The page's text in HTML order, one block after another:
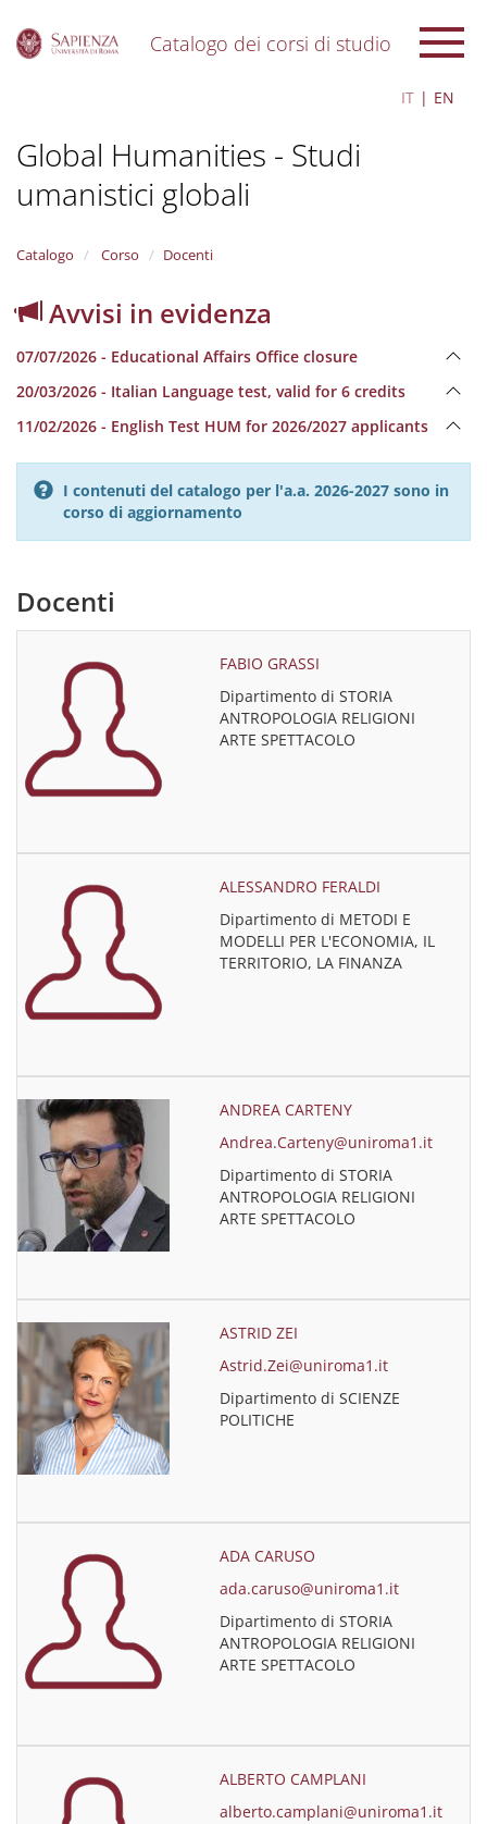
Catalogo dei corsi di studio
IT EN
Global Humanities - Studi
umanistici globali
Catalogo Corso Docenti
Avvisi in evidenza
07/07/2026 - Educational Affairs Office closure
20/03/2026 - Italian Language test, valid for 6 credits
11/02/2026 - English Test HUM for 2026/2027 applicants
I contenuti del catalogo per l'a.a. 2026-2027 sono in
corso di aggiornamento
Docenti
FABIO GRASSI
Dipartimento di STORIA
ANTROPOLOGIA RELIGIONI
ARTE SPETTACOLO
ALESSANDRO FERALDI
Dipartimento di METODI E
MODELLI PER L'ECONOMIA, IL
TERRITORIO, LA FINANZA
ANDREA CARTENY
Andrea.Carteny@uniroma1.it
Dipartimento di STORIA
ANTROPOLOGIA RELIGIONI
ARTE SPETTACOLO
ASTRID ZEI
Astrid.Zei@uniroma1.it
Dipartimento di SCIENZE
POLITICHE
ADA CARUSO
ada.caruso@uniroma1.it
Dipartimento di STORIA
ANTROPOLOGIA RELIGIONI
ARTE SPETTACOLO
ALBERTO CAMPLANI
alberto.camplani@uniroma1.it